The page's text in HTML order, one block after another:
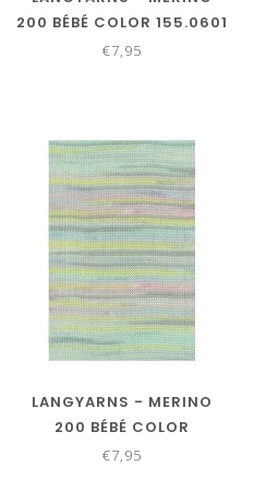
200 BÉBÉ COLOR 155.0601
€7,95
LANGYARNS - MERINO
200 BÉBÉ COLOR
155.0603
€7,95